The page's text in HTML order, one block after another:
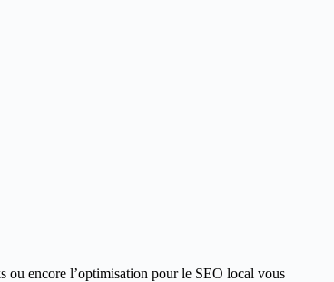
ou encore l’optimisation pour le SEO local vous